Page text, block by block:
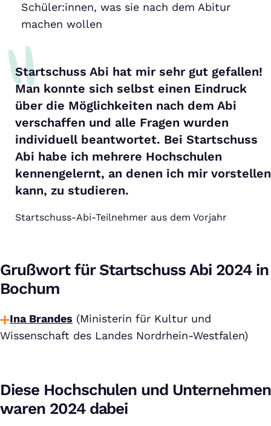
Schüler:innen, was sie nach dem Abitur
machen wollen
Startschuss Abi hat mir sehr gut gefallen!
Man konnte sich selbst einen Eindruck
über die Möglichkeiten nach dem Abi
verschaffen und alle Fragen wurden
individuell beantwortet. Bei Startschuss
Abi habe ich mehrere Hochschulen
kennengelernt, an denen ich mir vorstellen
kann, zu studieren.
Startschuss-Abi-Teilnehmer aus dem Vorjahr
Grußwort für Startschuss Abi 2024 in
Bochum
Ina Brandes (Ministerin für Kultur und
Wissenschaft des Landes Nordrhein-Westfalen)
Diese Hochschulen und Unternehmen
waren 2024 dabei